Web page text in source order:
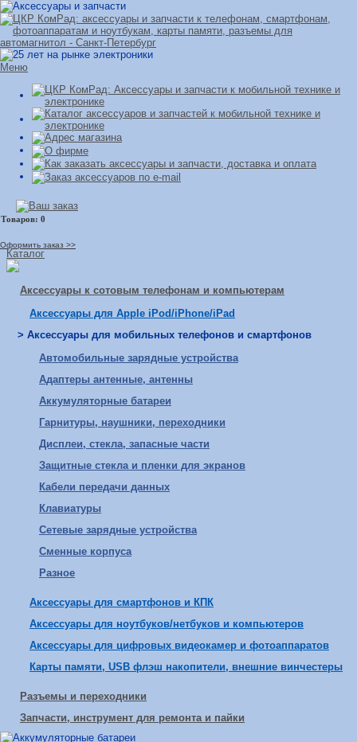
Меню
Оформить заказ >>
Каталог
Аксессуары к сотовым телефонам и компьютерам
Аксессуары для Apple iPod/iPhone/iPad
> Аксессуары для мобильных телефонов и смартфонов
Автомобильные зарядные устройства
Адаптеры антенные, антенны
Аккумуляторные батареи
Гарнитуры, наушники, переходники
Дисплеи, стекла, запасные части
Защитные стекла и пленки для экранов
Кабели передачи данных
Клавиатуры
Сетевые зарядные устройства
Сменные корпуса
Разное
Аксессуары для смартфонов и КПК
Аксессуары для ноутбуков/нетбуков и компьютеров
Аксессуары для цифровых видеокамер и фотоаппаратов
Карты памяти, USB флэш накопители, внешние винчестеры
Разъемы и переходники
Запчасти, инструмент для ремонта и пайки